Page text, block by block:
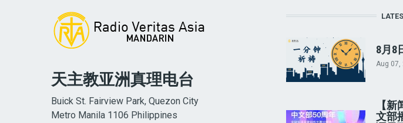
天主教亚洲真理电台
Buick St. Fairview Park, Quezon City
Metro Manila 1106 Philippines
8月8
Aug 07,
【
文部